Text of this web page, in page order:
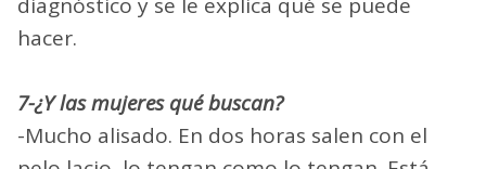
hacer.
7-¿Y las mujeres qué buscan?
-Mucho alisado. En dos horas salen con el